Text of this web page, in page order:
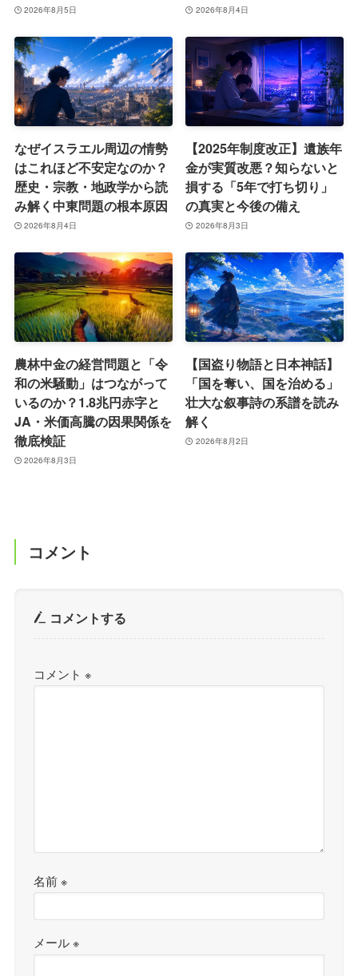
2026年8月5日 2026年8月4日
なぜイスラエル周辺の情勢
はこれほど不安定なのか？
歴史・宗教・地政学から読
み解く中東問題の根本原因
2026年8月4日
【2025年制度改正】遺族年
金が実質改悪？知らないと
損する「5年で打ち切り」
の真実と今後の備え
2026年8月3日
農林中金の経営問題と「令
和の米騒動」はつながって
いるのか？1.8兆円赤字と
JA・米価高騰の因果関係を
徹底検証
2026年8月3日
【国盗り物語と日本神話】
「国を奪い、国を治める」
壮大な叙事詩の系譜を読み
解く
2026年8月2日
コメント
コメントする
コメント※
名前※
メール※